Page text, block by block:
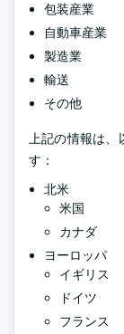
包装産業
自動車産業
製造業
輸送
その他
上記の情報は、
す：
北米
米国
カナダ
ヨーロッパ
イギリス
ドイツ
フランス